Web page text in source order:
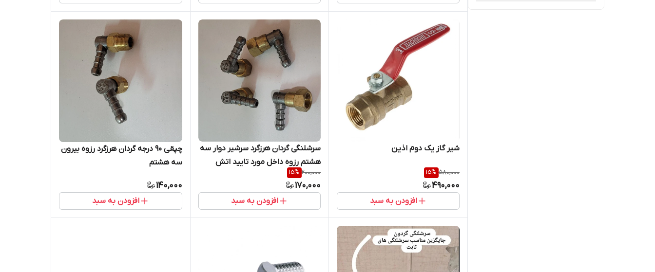
شیر گاز یک دوم اذین
580,000
15%
490,000
افزودن به سبد
سرشلنگی گردان هرزگرد سرشیر دوار سه
هشتم رزوه داخل مورد تایید اتش
نشانی
200,000
15%
170,000
افزودن به سبد
چپقی 90 درجه گردان هرزگرد رزوه بیرون
سه هشتم
140,000
افزودن به سبد